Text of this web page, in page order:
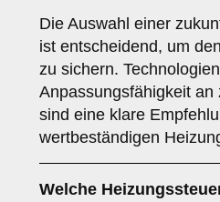
Die Auswahl einer
ist entscheidend, um
zu sichern.
Anpassungsfähigkeit
sind eine klare
wertbeständigen
Welche